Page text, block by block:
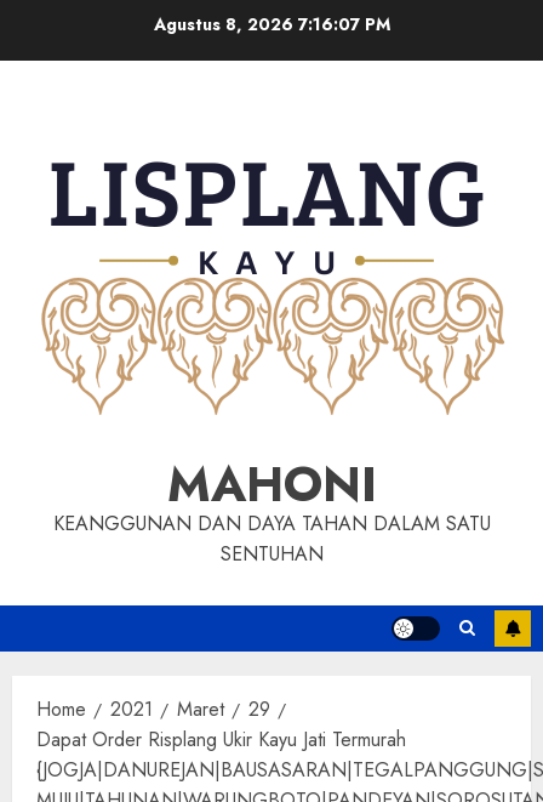
Agustus 8, 2026 7:16:08 PM
MAHONI
KEANGGUNAN DAN DAYA TAHAN DALAM SATU
SENTUHAN
Home 2021 Maret
29
Dapat Order Risplang Ukir Kayu Jati Termurah